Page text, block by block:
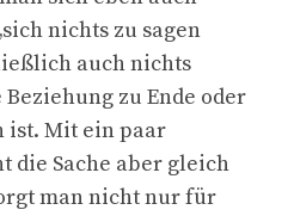
nichts zu sagen
auch nichts
zu Ende oder
ist. Mit ein paar
die Sache aber gleich
man nicht nur für